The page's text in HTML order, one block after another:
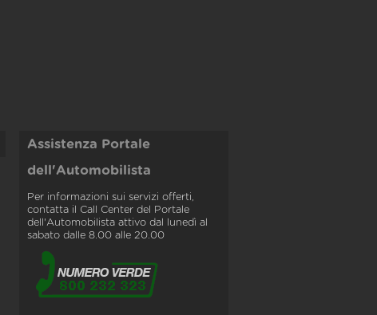
Assistenza Portale
dell'Automobilista
Per informazioni sui servizi offerti,
contatta il Call Center del Portale
dell'Automobilista attivo dal lunedì al
sabato dalle 8.00 alle 20.00